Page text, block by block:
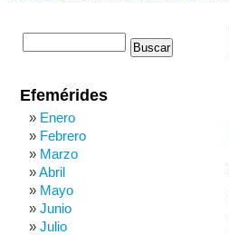
Efemérides
Enero
Febrero
Marzo
Abril
Mayo
Junio
Julio